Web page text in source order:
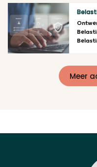
Lees meer
Meer